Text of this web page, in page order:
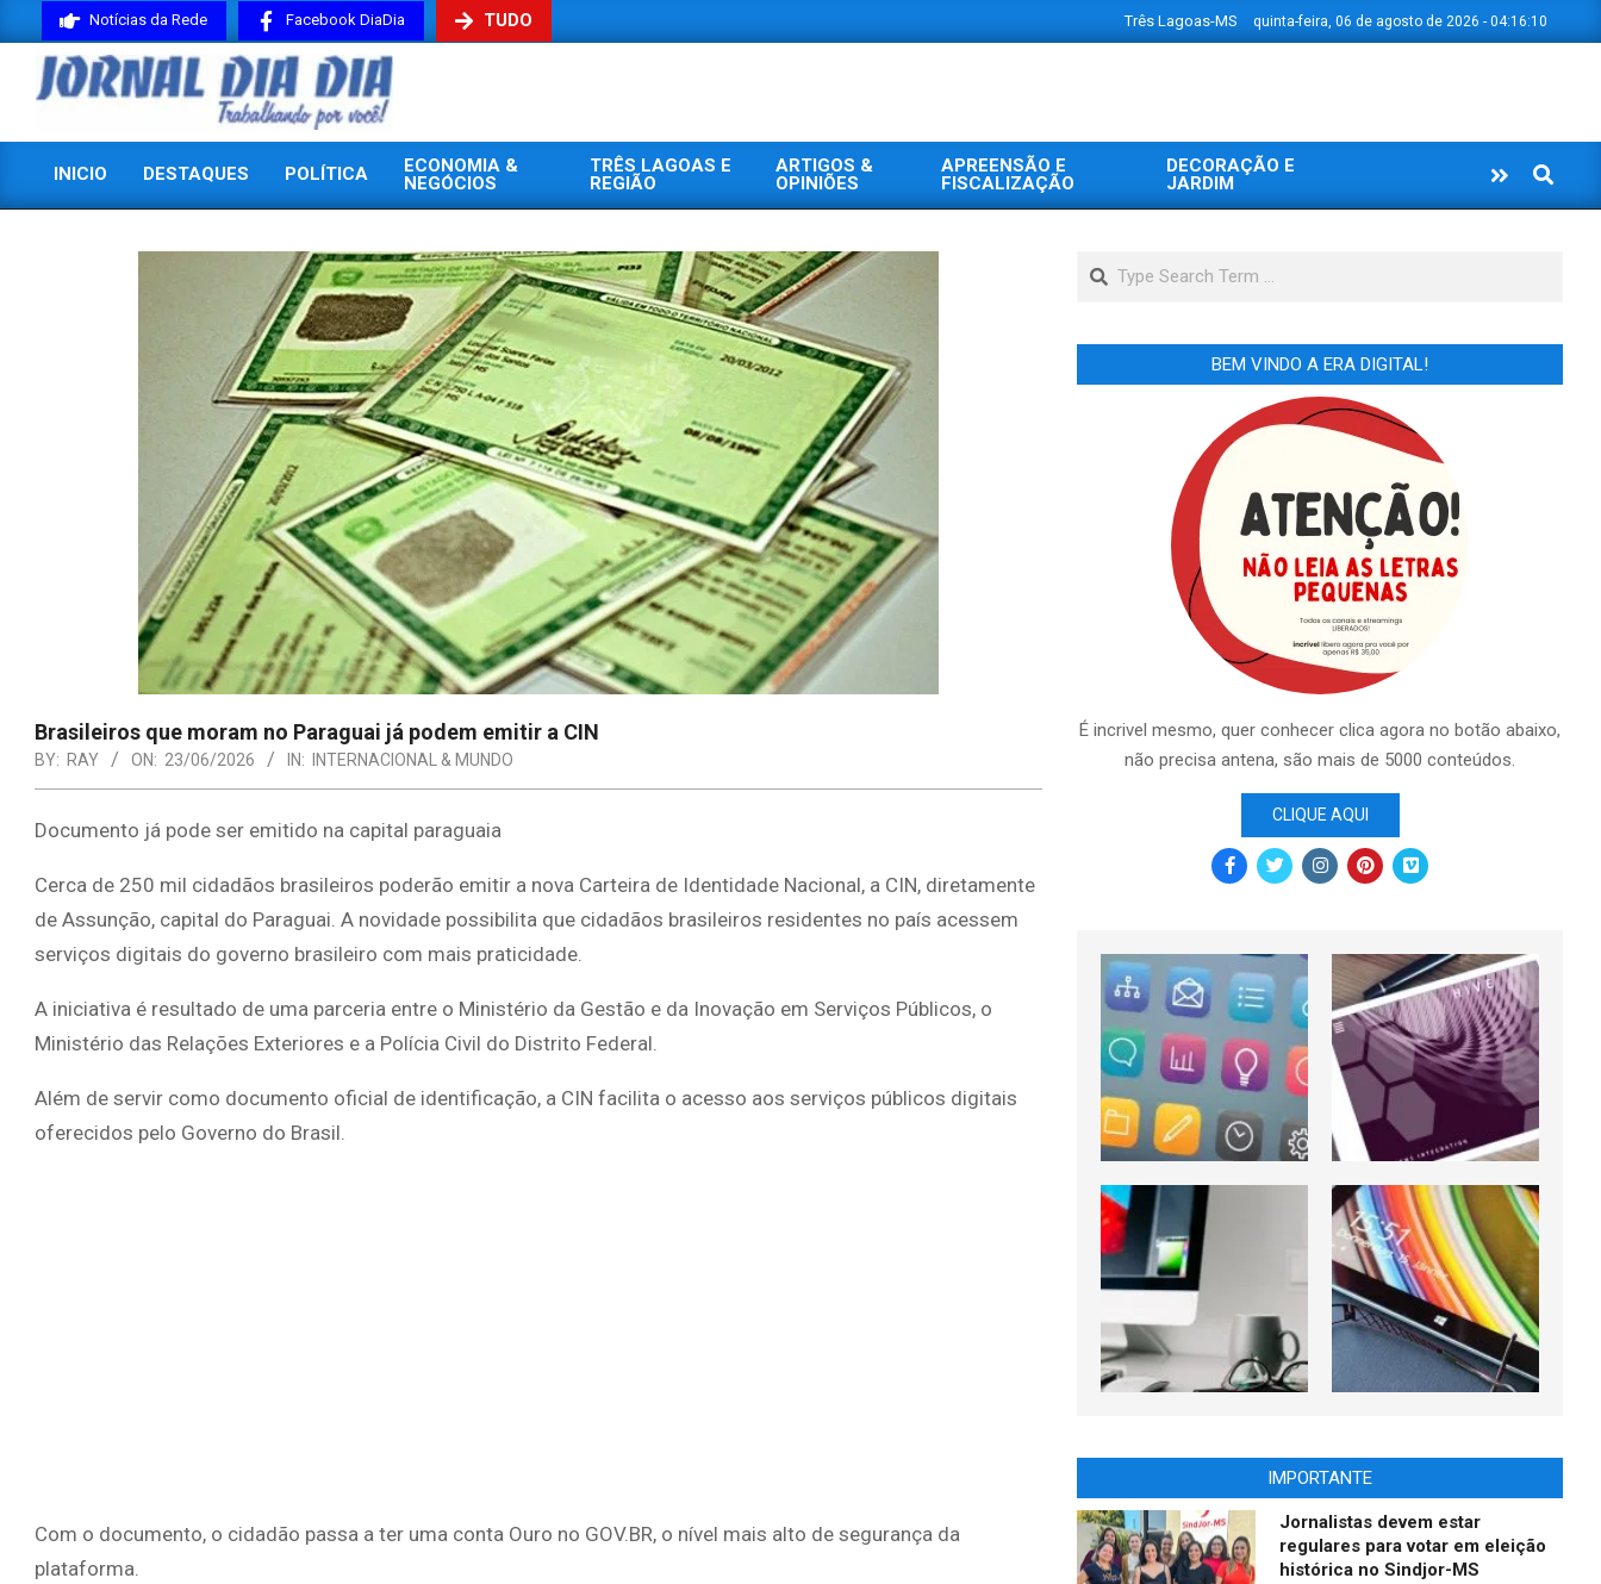
to
content
Notícias da Rede Facebook DiaDia TUDO Três Lagoas-MS quinta-feira, 06 de agosto de 2026 - 04:16:11
JORNAL
DIADIA
INICIO DESTAQUES POLÍTICA
ECONOMIA &
NEGÓCIOS
TRÊS LAGOAS E
REGIÃO
ARTIGOS &
OPINIÕES
APREENSÃO E
FISCALIZAÇÃO
DECORAÇÃO E
JARDIM
Search
Brasileiros que moram no Paraguai já podem emitir a CIN
BY: RAY ON: 23/06/2026 IN: INTERNACIONAL & MUNDO
Documento já pode ser emitido na capital paraguaia
Cerca de 250 mil cidadãos brasileiros poderão emitir a nova Carteira de Identidade Nacional, a CIN, diretamente
de Assunção, capital do Paraguai. A novidade possibilita que cidadãos brasileiros residentes no país acessem
serviços digitais do governo brasileiro com mais praticidade.
A iniciativa é resultado de uma parceria entre o Ministério da Gestão e da Inovação em Serviços Públicos, o
Ministério das Relações Exteriores e a Polícia Civil do Distrito Federal.
Além de servir como documento oficial de identificação, a CIN facilita o acesso aos serviços públicos digitais
oferecidos pelo Governo do Brasil.
Com o documento, o cidadão passa a ter uma conta Ouro no GOV.BR, o nível mais alto de segurança da
plataforma.
Search
BEM VINDO A ERA DIGITAL!
É incrivel mesmo, quer conhecer clica agora no botão abaixo,
não precisa antena, são mais de 5000 conteúdos.
CLIQUE AQUI
IMPORTANTE
Jornalistas devem estar
regulares para votar em eleição
histórica no Sindjor-MS